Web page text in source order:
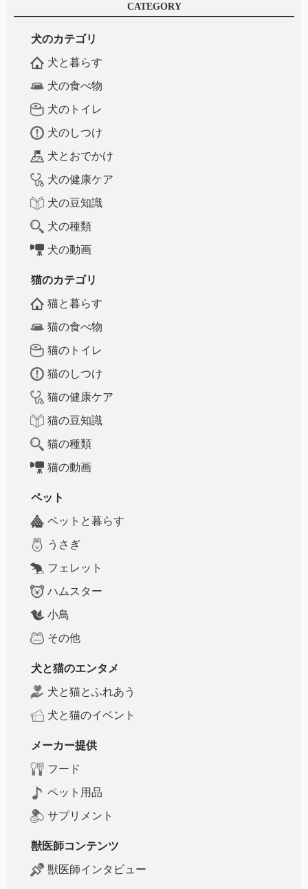
CATEGORY
犬のカテゴリ
犬と暮らす
犬の食べ物
犬のトイレ
犬のしつけ
犬とおでかけ
犬の健康ケア
犬の豆知識
犬の種類
犬の動画
猫のカテゴリ
猫と暮らす
猫の食べ物
猫のトイレ
猫のしつけ
猫の健康ケア
猫の豆知識
猫の種類
猫の動画
ペット
ペットと暮らす
うさぎ
フェレット
ハムスター
小鳥
その他
犬と猫のエンタメ
犬と猫とふれあう
犬と猫のイベント
メーカー提供
フード
ペット用品
サプリメント
獣医師コンテンツ
獣医師インタビュー